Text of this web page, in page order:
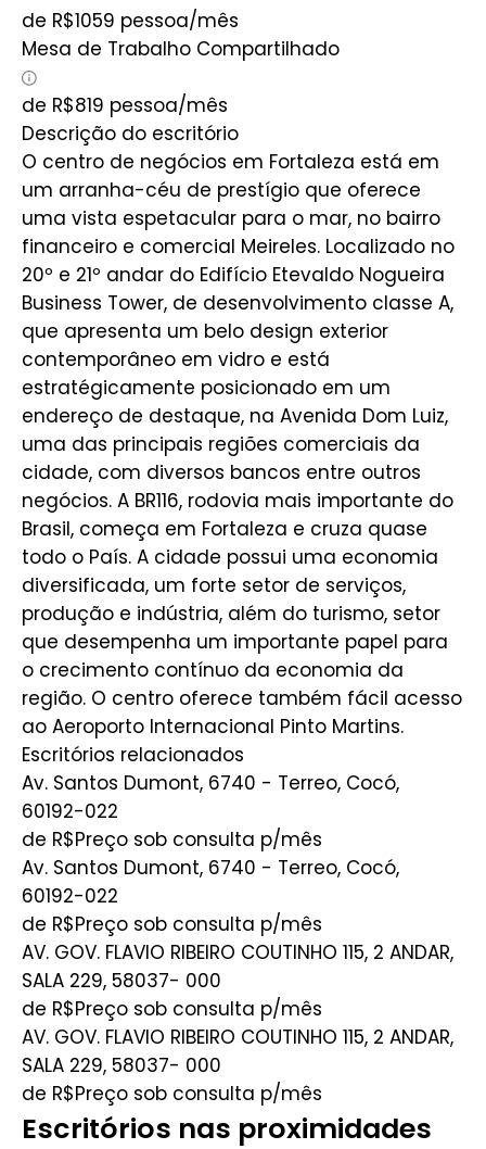
de R$1059 pessoa/mês
Mesa de Trabalho Compartilhado
de R$819 pessoa/mês
Descrição do escritório
O centro de negócios em Fortaleza está em
um arranha-céu de prestígio que oferece
uma vista espetacular para o mar, no bairro
financeiro e comercial Meireles. Localizado no
20º e 21º andar do Edifício Etevaldo Nogueira
Business Tower, de desenvolvimento classe A,
que apresenta um belo design exterior
contemporâneo em vidro e está
estratégicamente posicionado em um
endereço de destaque, na Avenida Dom Luiz,
uma das principais regiões comerciais da
cidade, com diversos bancos entre outros
negócios. A BR116, rodovia mais importante do
Brasil, começa em Fortaleza e cruza quase
todo o País. A cidade possui uma economia
diversificada, um forte setor de serviços,
produção e indústria, além do turismo, setor
que desempenha um importante papel para
o crecimento contínuo da economia da
região. O centro oferece também fácil acesso
ao Aeroporto Internacional Pinto Martins.
Escritórios relacionados
Av. Santos Dumont, 6740 - Terreo, Cocó,
60192-022
de R$Preço sob consulta p/mês
Av. Santos Dumont, 6740 - Terreo, Cocó,
60192-022
de R$Preço sob consulta p/mês
AV. GOV. FLAVIO RIBEIRO COUTINHO 115, 2 ANDAR,
SALA 229, 58037- 000
de R$Preço sob consulta p/mês
AV. GOV. FLAVIO RIBEIRO COUTINHO 115, 2 ANDAR,
SALA 229, 58037- 000
de R$Preço sob consulta p/mês
Escritórios nas proximidades